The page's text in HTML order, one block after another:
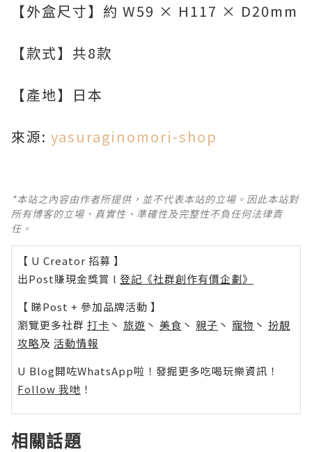
【外盒尺寸】約 W59 × H117 × D20mm
【款式】共8款
【產地】日本
來源: yasuraginomori-shop
*本站之內容由作者所提供，並不代表本站的立場。因此本站對
所有博客的立場、真實性、準確性及完整性不負任何法律責
任。
【 U Creator 招募 】
出Post賺現金獎賞 l 登記《社群創作有價企劃》
【 睇Post + 參加品牌活動 】
瀏覽更多社群 打卡 丶 旅遊 丶 美食 丶 親子 丶 寵物 丶 扮靚
攻略及 活動情報
U Blog開咗WhatsApp啦！發掘更多吃喝玩樂資訊！
Follow 我哋 ！
相關話題